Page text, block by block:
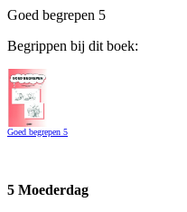
Goed begrepen 5
Begrippen bij dit boek:
Goed begrepen 5
5 Moederdag